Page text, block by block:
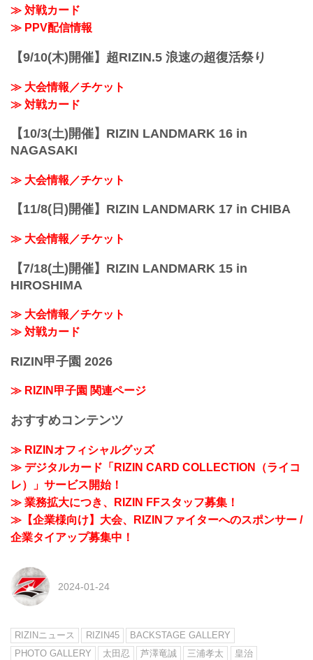
≫ 対戦カード
≫ PPV配信情報
【9/10(木)開催】超RIZIN.5 浪速の超復活祭り
≫ 大会情報／チケット
≫ 対戦カード
【10/3(土)開催】RIZIN LANDMARK 16 in
NAGASAKI
≫ 大会情報／チケット
【11/8(日)開催】RIZIN LANDMARK 17 in CHIBA
≫ 大会情報／チケット
【7/18(土)開催】RIZIN LANDMARK 15 in
HIROSHIMA
≫ 大会情報／チケット
≫ 対戦カード
RIZIN甲子園 2026
≫ RIZIN甲子園 関連ページ
おすすめコンテンツ
≫ RIZINオフィシャルグッズ
≫ デジタルカード「RIZIN CARD COLLECTION（ライコ
レ）」サービス開始！
≫ 業務拡大につき、RIZIN FFスタッフ募集！
≫【企業様向け】大会、RIZINファイターへのスポンサー /
企業タイアップ募集中！
2024-01-24
RIZINニュース RIZIN45
BACKSTAGE GALLERY
PHOTO GALLERY
太田忍 芦澤竜誠 三浦孝太 皇治